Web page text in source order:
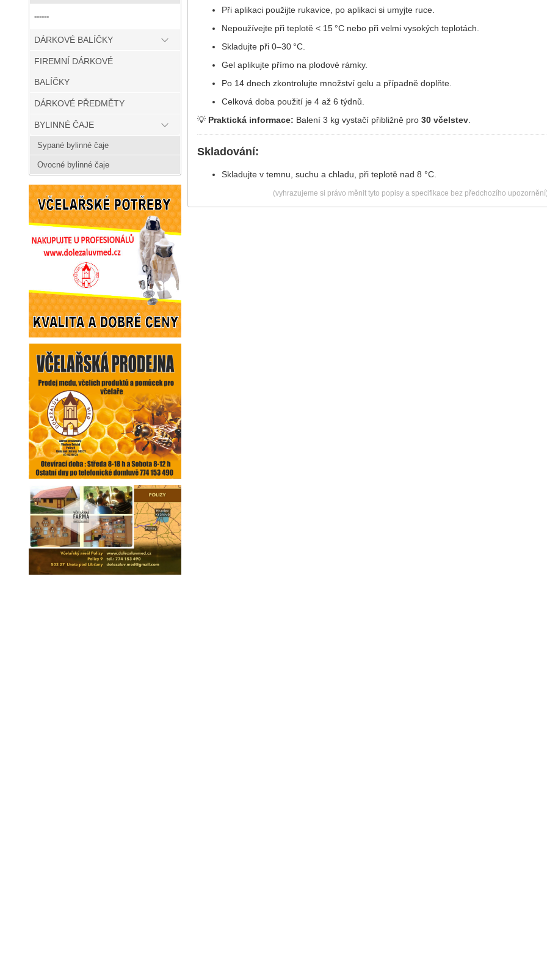
------
DÁRKOVÉ BALÍČKY
FIREMNÍ DÁRKOVÉ
BALÍČKY
DÁRKOVÉ PŘEDMĚTY
BYLINNÉ ČAJE
Sypané bylinné čaje
Ovocné bylinné čaje
Při aplikaci použijte rukavice, po aplikaci si umyjte ruce.
Nepoužívejte při teplotě < 15 °C nebo při velmi vysokých teplotách.
Skladujte při 0–30 °C.
Gel aplikujte přímo na plodové rámky.
Po 14 dnech zkontrolujte množství gelu a případně doplňte.
Celková doba použití je 4 až 6 týdnů.
💡 Praktická informace: Balení 3 kg vystačí přibližně pro 30 včelstev
Skladování:
Skladujte v temnu, suchu a chladu, při teplotě nad 8 °C.
(vyhrazujeme si právo měnit tyto popisy a specifikace bez předchozího